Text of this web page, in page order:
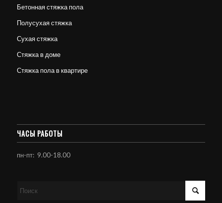
Бетонная стяжка пола
Полусухая стяжка
Сухая стяжка
Стяжка в доме
Стяжка пола в квартире
ЧАСЫ РАБОТЫ
пн-пт: 9.00-18.00